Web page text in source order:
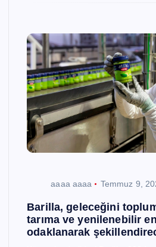
aaaa aaaa Temmuz 9,
Barilla, geleceğini
tarıma ve yenilenebilir
odaklanarak